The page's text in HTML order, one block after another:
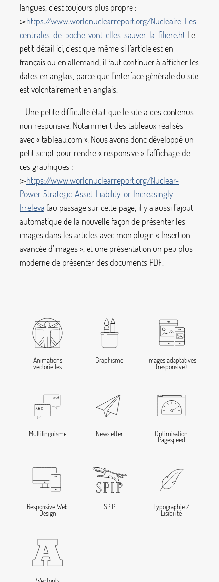
langues, c’est toujours plus propre :
▻https://www.worldnuclearreport.org/Nucleaire-Les-
centrales-de-poche-vont-elles-sauver-la-filiere.ht Le
petit détail ici, c’est que même si l’article est en
français ou en allemand, il faut continuer à afficher les
dates en anglais, parce que l’interface générale du site
est volontairement en anglais.
– Une petite difficulté était que le site a des contenus
non responsive. Notamment des tableaux réalisés
avec « tableau.com ». Nous avons donc développé un
petit script pour rendre « responsive» l’affichage de
ces graphiques :
▻https://www.worldnuclearreport.org/Nuclear-
Power-Strategic-Asset-Liability-or-Increasingly-
Irreleva (au passage sur cette page, il y a aussi l’ajout
automatique de la nouvelle façon de présenter les
images dans les articles avec mon plugin « Insertion
avancée d’images», et une présentation un peu plus
moderne de présenter des documents PDF.
Animations
vectorielles
Graphisme Images adaptatives
(responsive)
Multilinguisme Newsletter Optimisation
Pagespeed
Responsive Web
Design
SPIP Typographie /
Lisibilité
Webfonts